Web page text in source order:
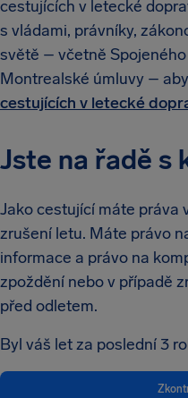
cestujících v letecké
s vládami, právníky,
světě – včetně
Montrealské úmluvy –
cestujících v letecké
Jste na řadě s
Jako cestující máte práva
zrušení letu. Máte právo
informace a právo na
zpoždění nebo v případě
před odletem.
Byl váš let za poslední 3